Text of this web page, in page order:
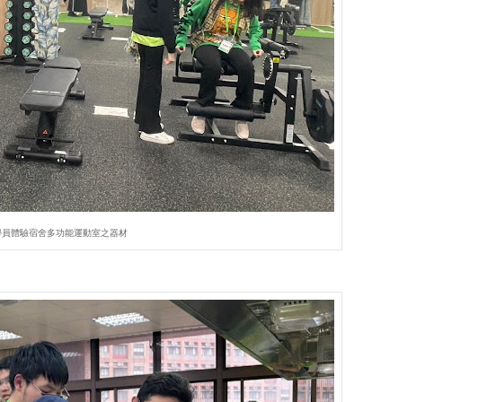
員體驗宿舍多功能運動室之器材